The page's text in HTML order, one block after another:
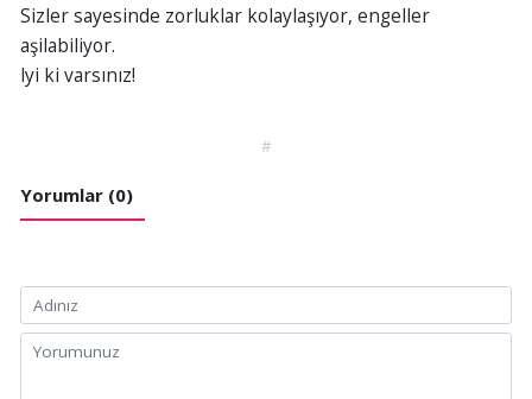
Sizler sayesinde zorluklar kolaylaşıyor, engeller
aşilabiliyor.
lyi ki varsınız!
#
Yorumlar (0)